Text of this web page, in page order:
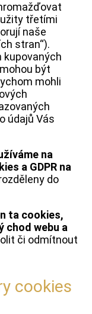
třetími
naše
stran“).
kupovaných
být
mohli
údajů Vás
na
a GDPR na
do
ta cookies,
chod webu a
či odmítnout
cookies